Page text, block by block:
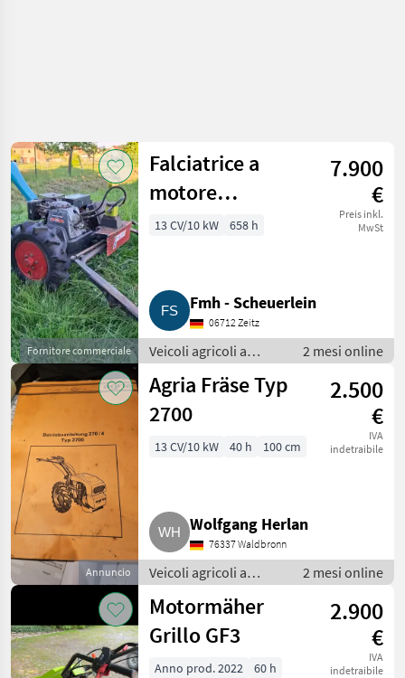
Fornitore commerciale
Falciatrice a
motore
Brielmaier da 13
falciatrice a
barra, Kubota
GH 400
7.900
€
Preis inkl.
MwSt
13 CV/10 kW 658 h
Fmh - Scheuerlein
06712 Zeitz
Veicoli agricoli a
motore /
Motofalciatrici/motofresatrici
2 mesi online
Annuncio
Agria Fräse Typ
2700
2.500
€
IVA
indetraibile
13 CV/10 kW 40 h 100 cm
Wolfgang Herlan
76337 Waldbronn
Veicoli agricoli a
motore /
Motofalciatrici/motofresatrici
2 mesi online
Motormäher
Grillo GF3
2.900
€
IVA
indetraibile
Anno prod. 2022 60 h